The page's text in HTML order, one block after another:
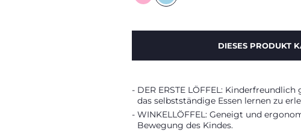
DIESES PRODUKT
DER ERSTE LÖFFEL:
das selbstständige Essen lernen zu
WINKELLÖFFEL: Geneigt und
Bewegung des Kindes.